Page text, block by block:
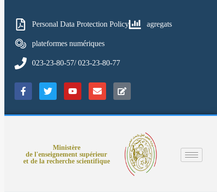
Personal Data Protection Policy agregats
plateformes numériques
023-23-80-57/ 023-23-80-77
Ministère
de l'enseignement supérieur
et de la recherche scientifique